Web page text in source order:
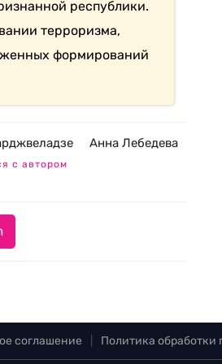
республики.
терроризма,
формирований
с автором
Анна Лебедева
соглашение Политика